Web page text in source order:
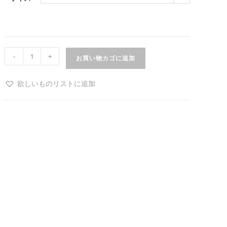
- + お買い物カゴに追加
欲しいものリストに追加